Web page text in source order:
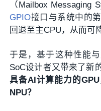
（Mailbox Messaging
GPIO接口与系统中的
回退至主CPU，从而可
于是，基于这种性能
SoC设计者又带来了新
具备AI计算能力的
NPU？